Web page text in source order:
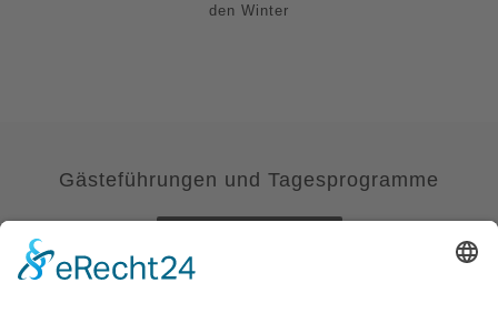
den Winter
Gästeführungen und Tagesprogramme